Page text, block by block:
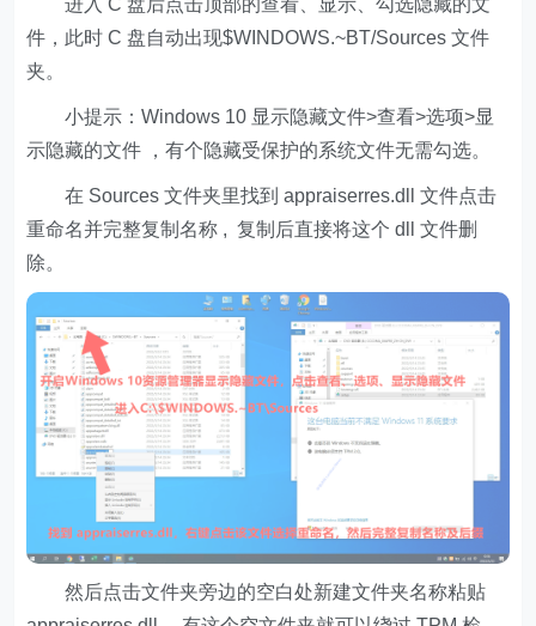
进入 C 盘后点击顶部的查看、显示、勾选隐藏的文
件，此时 C 盘自动出现$WINDOWS.~BT/Sources 文件
夹。
小提示：Windows 10 显示隐藏文件>查看>选项>显
示隐藏的文件 ，有个隐藏受保护的系统文件无需勾选。
在 Sources 文件夹里找到 appraiserres.dll 文件点击
重命名并完整复制名称 , 复制后直接将这个 dll 文件删
除。
然后点击文件夹旁边的空白处新建文件夹名称粘贴